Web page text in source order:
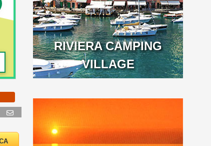
SCOPRI DI PIÙ
RIVIERA CAMPING
VILLAGE